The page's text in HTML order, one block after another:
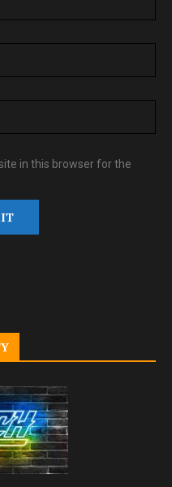
in this browser for the